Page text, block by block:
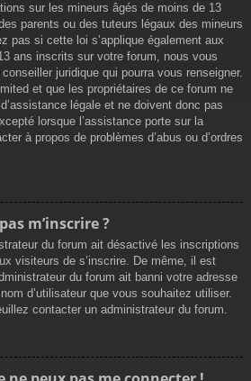
sur les mineurs âgés de moins de 13
parents ou des tuteurs légaux des mineurs
pas si cette loi s’applique également aux
ans inscrits sur votre forum, nous vous
juridique qui pourra vous renseigner.
et que les propriétaires de ce forum ne
légale et ne doivent donc pas
lorsque l’assistance porte sur la
à propos de problèmes d’abus ou d’ordres
m’inscrire ?
du forum ait désactivé les inscriptions
visiteurs de s’inscrire. De même, il est
du forum ait banni votre adresse
d’utilisateur que vous souhaitez utiliser.
contacter un administrateur du forum.